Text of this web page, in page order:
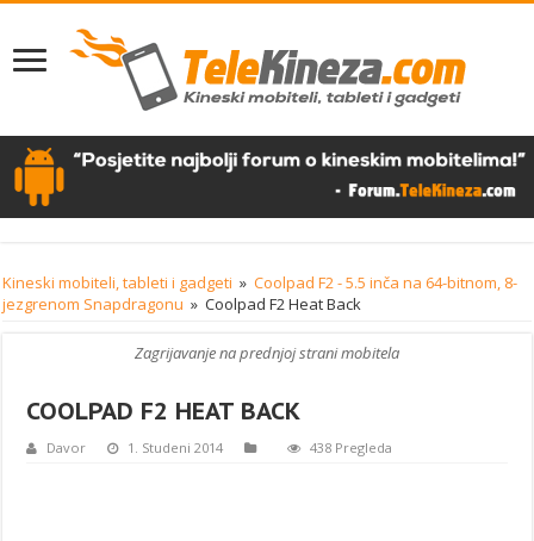
Kineski mobiteli, tableti i gadgeti » Coolpad F2 - 5.5 inča na 64-bitnom, 8-
jezgrenom Snapdragonu » Coolpad F2 Heat Back
Zagrijavanje na prednjoj strani mobitela
COOLPAD F2 HEAT BACK
Davor 1. Studeni 2014 438 Pregleda